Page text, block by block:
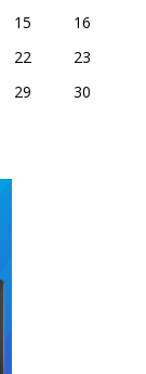
15
16
22
23
29
30